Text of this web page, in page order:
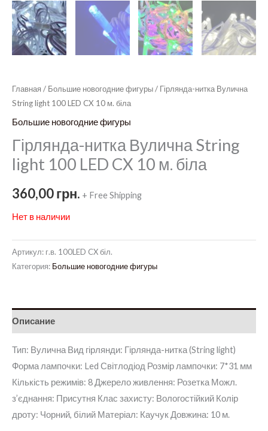
Главная / Большие новогодние фигуры/ Гірлянда-нитка Вулична
String light 100 LED CX 10 м. біла
Большие новогодние фигуры
Гірлянда-нитка Вулична String
light 100 LED CX 10 м. біла
360,00грн. + Free Shipping
Нет в наличии
Артикул: г.в. 100LED CX біл.
Категория: Большие новогодние фигуры
Описание
Тип: Вулична Вид гірлянди: Гірлянда-нитка (String light)
Форма лампочки: Led Світлодіод Розмір лампочки: 7*31 мм
Кількість режимів: 8 Джерело живлення: Розетка Можл.
з’єднання: Присутня Клас захисту: Вологостійкий Колір
дроту: Чорний, білий Матеріал: Каучук Довжина: 10 м.